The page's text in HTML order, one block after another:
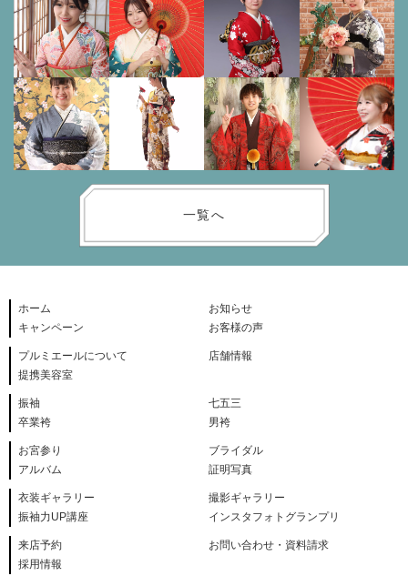
一覧へ
ホーム
お知らせ
キャンペーン
お客様の声
プルミエールについて
店舗情報
提携美容室
振袖
七五三
卒業袴
男袴
お宮参り
ブライダル
アルバム
証明写真
衣装ギャラリー
撮影ギャラリー
振袖力UP講座
インスタフォトグランプリ
来店予約
お問い合わせ・資料請求
採用情報